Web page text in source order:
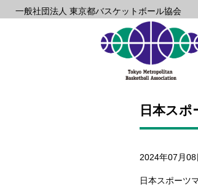
一般社団法人 東京都バスケットボール協会
日本ス
2024年07月08
日本スポーツ